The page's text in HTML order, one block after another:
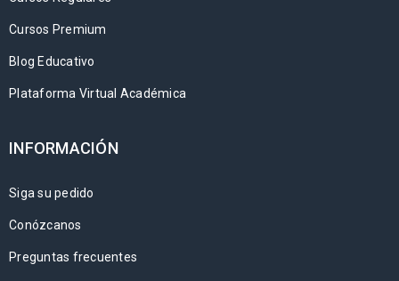
Cursos Premium
Blog Educativo
Plataforma Virtual Académica
INFORMACIÓN
Siga su pedido
Conózcanos
Preguntas frecuentes